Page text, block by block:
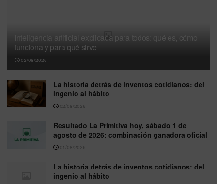
Inteligencia artificial explicada para todos: qué es, cómo
funciona y para qué sirve
02/08/2026
La historia detrás de inventos cotidianos: del
ingenio al hábito
02/08/2026
Resultado La Primitiva hoy, sábado 1 de
agosto de 2026: combinación ganadora oficial
01/08/2026
La historia detrás de inventos cotidianos: del
ingenio al hábito